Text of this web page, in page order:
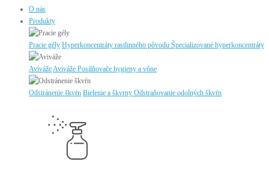
O nás
Produkty
Pracie gély Hyperkoncentráty rastlinného pôvodu Špecializované hyperkoncentráty
AvivážeAviváže Posilňovače hygieny a vône
Odstránenie škvŕn Bielenie a škvrny Odstraňovanie odolných škvŕn